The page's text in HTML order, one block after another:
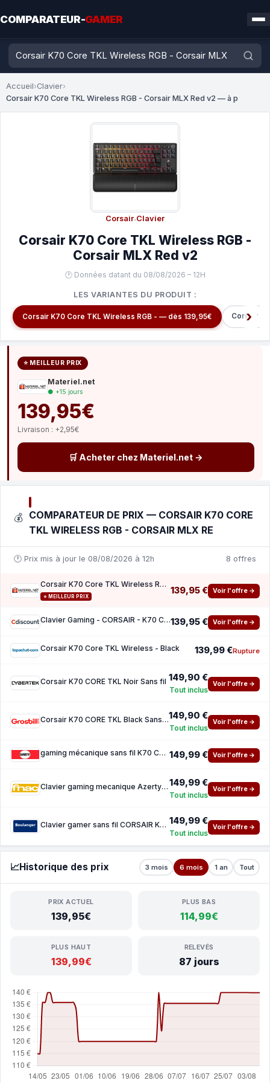
COMPARATEUR-GAMER
Accueil›Clavier›
Corsair K70 Core TKL Wireless RGB - Corsair MLX Red v2 — à p
Corsair·Clavier
Corsair K70 Core TKL Wireless RGB -
Corsair MLX Red v2
🕐 Données datant du 08/08/2026 – 12H
LES VARIANTES DU PRODUIT :
Corsair K70 Core TKL Wireless RGB - — dès 139,95€ Corsair
⭐ MEILLEUR PRIX
Materiel.net
● +15 jours
139,95€
Livraison : +2,95€
🛒 Acheter chez Materiel.net →
💰 COMPARATEUR DE PRIX — CORSAIR K70 CORE
TKL WIRELESS RGB - CORSAIR MLX RE
🕐 Prix mis à jour le 08/08/2026 à 12h 8 offres
Corsair K70 Core TKL Wireless RGB - Corsair MLX Red v2
⭐ MEILLEUR PRIX
139,95 € Voir l'offre →
Clavier Gaming - CORSAIR - K70 Core TKL Wireless - RGB Switchs MLX Red v2139,95 € Voir l'offre →
Corsair K70 Core TKL Wireless - Black 139,99 €Rupture
Corsair K70 CORE TKL Noir Sans fil 149,90 €
Tout inclus
Voir l'offre →
Corsair K70 CORE TKL Black Sans fil149,90 €
Tout inclus
Voir l'offre →
gaming mécanique sans fil K70 CORE TKL WIRELESS RGB 149,99 € Voir l'offre →
Clavier gaming mecanique Azerty sans fil Corsair K70 Core TKL Wireless Black 149,99 €
Tout inclus
Voir l'offre →
Clavier gamer sans fil CORSAIR K70 CORE TKL Wireless 149,99 €
Tout inclus
Voir l'offre →
📈Historique des prix 3 mois 6 mois 1 an Tout
PRIX ACTUEL
139,95€
PLUS BAS
114,99€
PLUS HAUT
139,99€
RELEVÉS
87 jours